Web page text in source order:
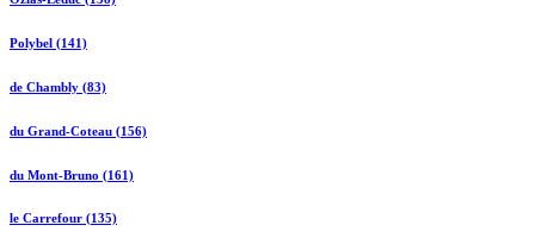
Polybel (141)
de Chambly (83)
du Grand-Coteau (156)
du Mont-Bruno (161)
le Carrefour (135)